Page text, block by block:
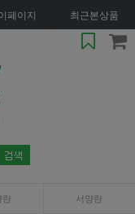
페이지 최근본상품
란 서양란